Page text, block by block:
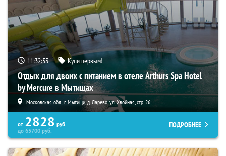
11:32:52 Купи первым!
Отдых для двоих с питанием в отеле Arthurs Spa Hotel
by Mercure в Мытищах
Московская обл., г. Мытищи, д. Ларево, ул. Хвойная, стр. 26
от 2828 руб.
до65700руб.
ПОДРОБНЕЕ